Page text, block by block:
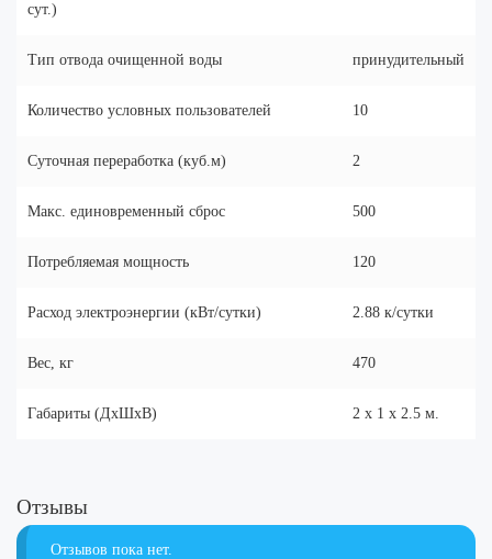
сут.)
Тип отвода очищенной воды принудительный
Количество условных пользователей 10
Суточная переработка (куб.м) 2
Макс. единовременный сброс 500
Потребляемая мощность 120
Расход электроэнергии (кВт/сутки) 2.88 к/сутки
Вес, кг 470
Габариты (ДхШхВ) 2 x 1 x 2.5 м.
Отзывы
Отзывов пока нет.